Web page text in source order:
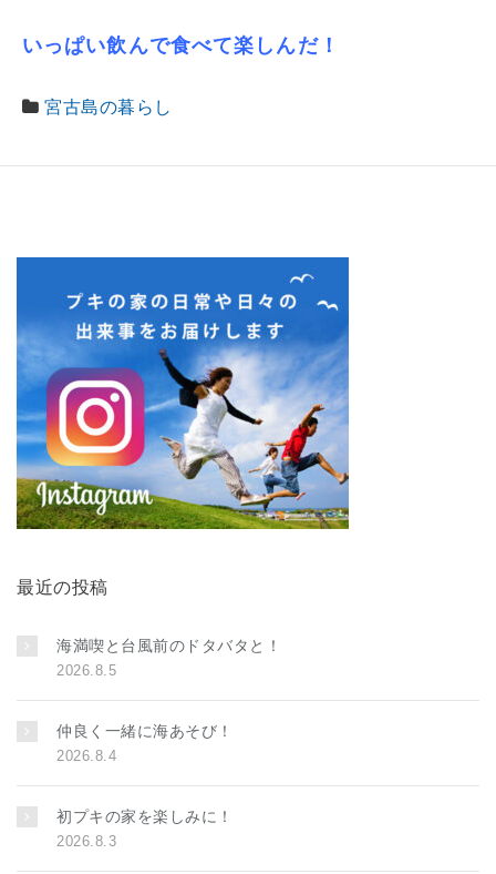
いっぱい飲んで食べて楽しんだ！
宮古島の暮らし
最近の投稿
海満喫と台風前のドタバタと！
2026.8.5
仲良く一緒に海あそび！
2026.8.4
初プキの家を楽しみに！
2026.8.3